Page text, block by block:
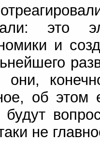
это
и
они,
об этом
будут
не